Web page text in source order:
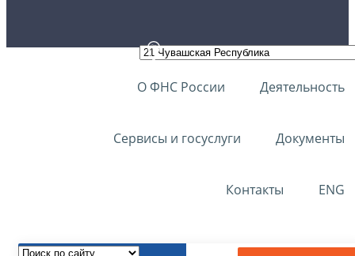
О ФНС России Деятельность
Сервисы и госуслуги Документы
Контакты ENG